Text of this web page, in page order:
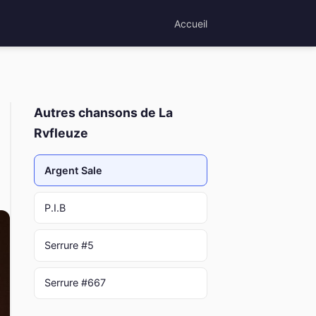
Accueil
Autres chansons de La
Rvfleuze
Argent Sale
P.I.B
Serrure #5
Serrure #667